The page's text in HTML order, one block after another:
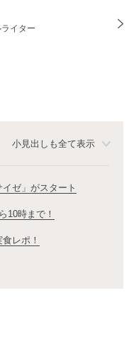
イター
小見出しも全て表示
ゼ」がスタート
10時まで！
レポ！